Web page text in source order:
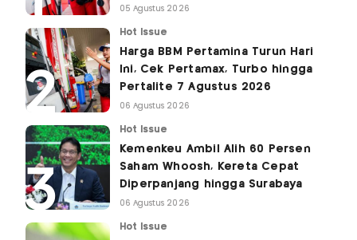
05 Agustus 2026
Hot Issue
Harga BBM Pertamina Turun Hari
Ini, Cek Pertamax, Turbo hingga
Pertalite 7 Agustus 2026
06 Agustus 2026
Hot Issue
Kemenkeu Ambil Alih 60 Persen
Saham Whoosh, Kereta Cepat
Diperpanjang hingga Surabaya
06 Agustus 2026
Hot Issue